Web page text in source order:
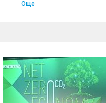
Още